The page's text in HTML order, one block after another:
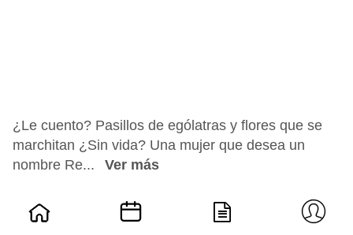
¿Le cuento? Pasillos de ególatras y flores que se
marchitan ¿Sin vida? Una mujer que desea un
nombre Re...
Ver más